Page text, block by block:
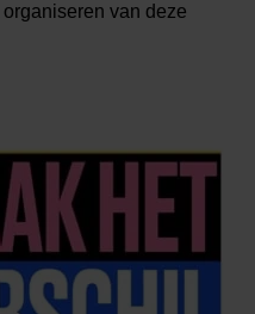
van deze